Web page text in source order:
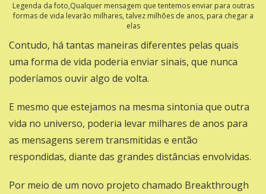
Legenda da foto,Qualquer mensagem que tentemos enviar para outras
formas de vida levarão milhares, talvez milhões de anos, para chegar a
elas
Contudo, há tantas maneiras diferentes pelas quais
uma forma de vida poderia enviar sinais, que nunca
poderíamos ouvir algo de volta.
E mesmo que estejamos na mesma sintonia que outra
vida no universo, poderia levar milhares de anos para
as mensagens serem transmitidas e então
respondidas, diante das grandes distâncias envolvidas.
Por meio de um novo projeto chamado Breakthrough